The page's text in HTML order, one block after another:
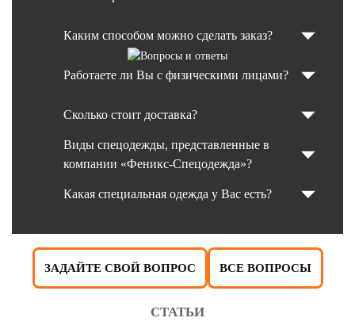
Каким способом можно сделать заказ?
Работаете ли Вы с физическими лицами?
Сколько стоит доставка?
Виды спецодежды, представленные в
компании «Феникс-Спецодежда»?
Какая специальная одежда у Вас есть?
ЗАДАЙТЕ СВОЙ ВОПРОС ВСЕ ВОПРОСЫ
СТАТЬИ